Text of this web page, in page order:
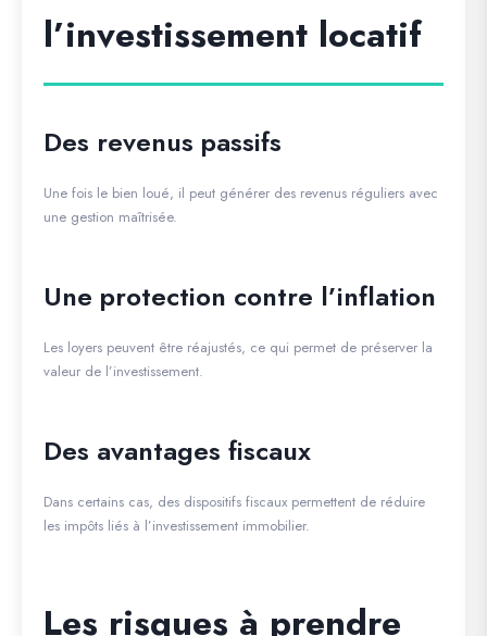
l’investissement locatif
Des revenus passifs
Une fois le bien loué, il peut générer des revenus réguliers avec
une gestion maîtrisée.
Une protection contre l’inflation
Les loyers peuvent être réajustés, ce qui permet de préserver la
valeur de l’investissement.
Des avantages fiscaux
Dans certains cas, des dispositifs fiscaux permettent de réduire
les impôts liés à l’investissement immobilier.
Les risques à prendre